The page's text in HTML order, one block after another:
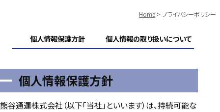
Home > プライバシーポリシー
個人情報保護方針 個人情報の取り扱いについて
個人情報保護方針
熊谷通運株式会社（以下「当社」といいます）は、持続可能な